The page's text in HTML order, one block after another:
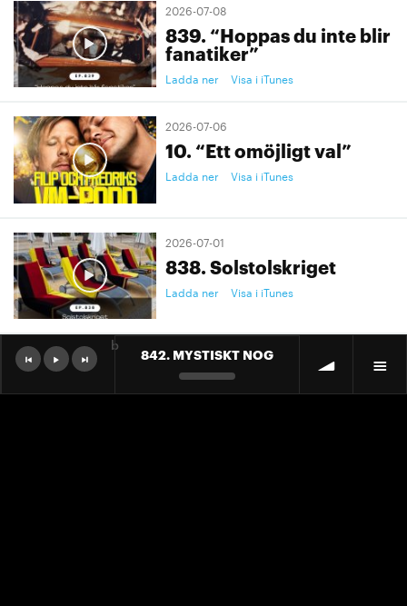
2026-07-08
839. “Hoppas du inte blir
fanatiker”
Ladda ner Visa i iTunes
2026-07-06
10. “Ett omöjligt val”
Ladda ner Visa i iTunes
2026-07-01
838. Solstolskriget
Ladda ner Visa i iTunes
2026-07-01
9. "Ett landslag att älska"
842. MYSTISKT NOG
b